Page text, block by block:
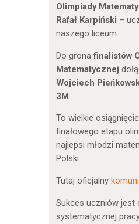
Olimpiady
Rafał Karpiński –
naszego liceum.
Do gronafinalistów
Matematycznej
Wojciech
3M
To wielkie
finałowego etapu
najlepsi młodzi
Polski.
Tutaj oficjalny
Sukces uczniów jest
systematycznej